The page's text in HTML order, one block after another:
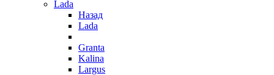
Lada
Назад
Lada
Granta
Kalina
Largus